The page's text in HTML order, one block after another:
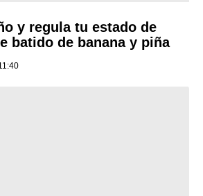
y regula tu estado de
batido de banana y piña